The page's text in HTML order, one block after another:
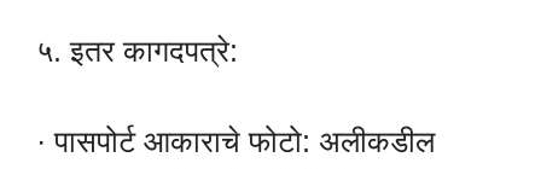
५. इतर कागदपत्रे:
· पासपोर्ट आकाराचे फोटो: अलीकडील